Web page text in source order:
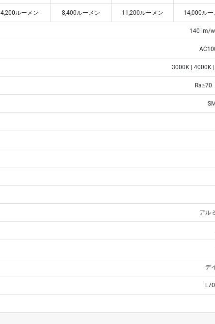
4,200ルーメン 8,400ルーメン 11,200ルーメン 14,000ルー
140 lm/
3000K | 4000K
Ra≥70
アル
デ